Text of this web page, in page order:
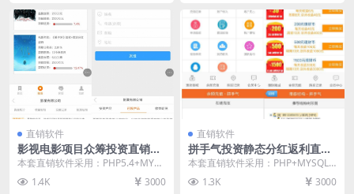
直销软件
影视电影项目众筹投资直销软
件 直销系统 直销管理软件 直
本套直销软件采用：PHP5.4+MYS
QL开发，是一套影视电影项目众筹
投资直销软...
1.4K 3000
直销软件
拼手气投资静态分红返利直销
软件 直销系统 直销管理软件
本套直销软件采用：PHP+MYSQL
开发，是一套拼手气投资静态分红
返利直销软件，...
1.3K 3000